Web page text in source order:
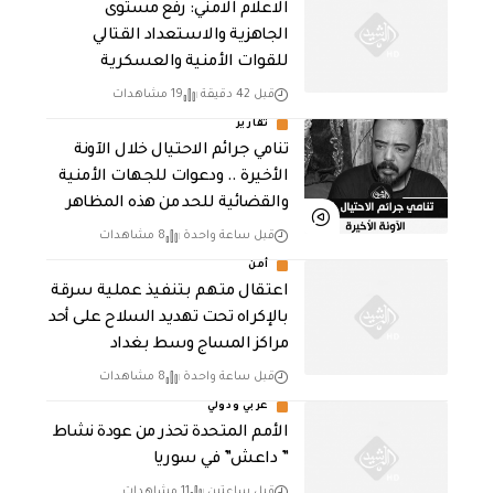
الاعلام الامني: رفع مستوى
الجاهزية والاستعداد القتالي
للقوات الأمنية والعسكرية
قبل 42 دقيقة 19 مشاهدات
تقارير
تنامي جرائم الاحتيال خلال الآونة
الأخيرة .. ودعوات للجهات الأمنية
والقضائية للحد من هذه المظاهر
قبل ساعة واحدة 8 مشاهدات
أمن
اعتقال متهم بتنفيذ عملية سرقة
بالإكراه تحت تهديد السلاح على أحد
مراكز المساج وسط بغداد
قبل ساعة واحدة 8 مشاهدات
عربي ودولي
الأمم المتحدة تحذر من عودة نشاط
” داعش” في سوريا